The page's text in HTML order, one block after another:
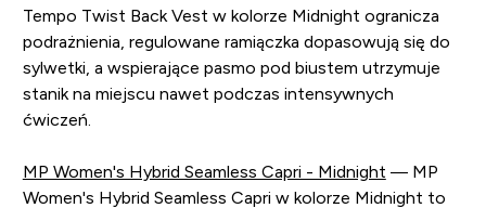
Tempo Twist Back Vest w kolorze Midnight ogranicza
podrażnienia, regulowane ramiączka dopasowują się do
sylwetki, a wspierające pasmo pod biustem utrzymuje
stanik na miejscu nawet podczas intensywnych
ćwiczeń.
MP Women's Hybrid Seamless Capri - Midnight — MP
Women's Hybrid Seamless Capri w kolorze Midnight to